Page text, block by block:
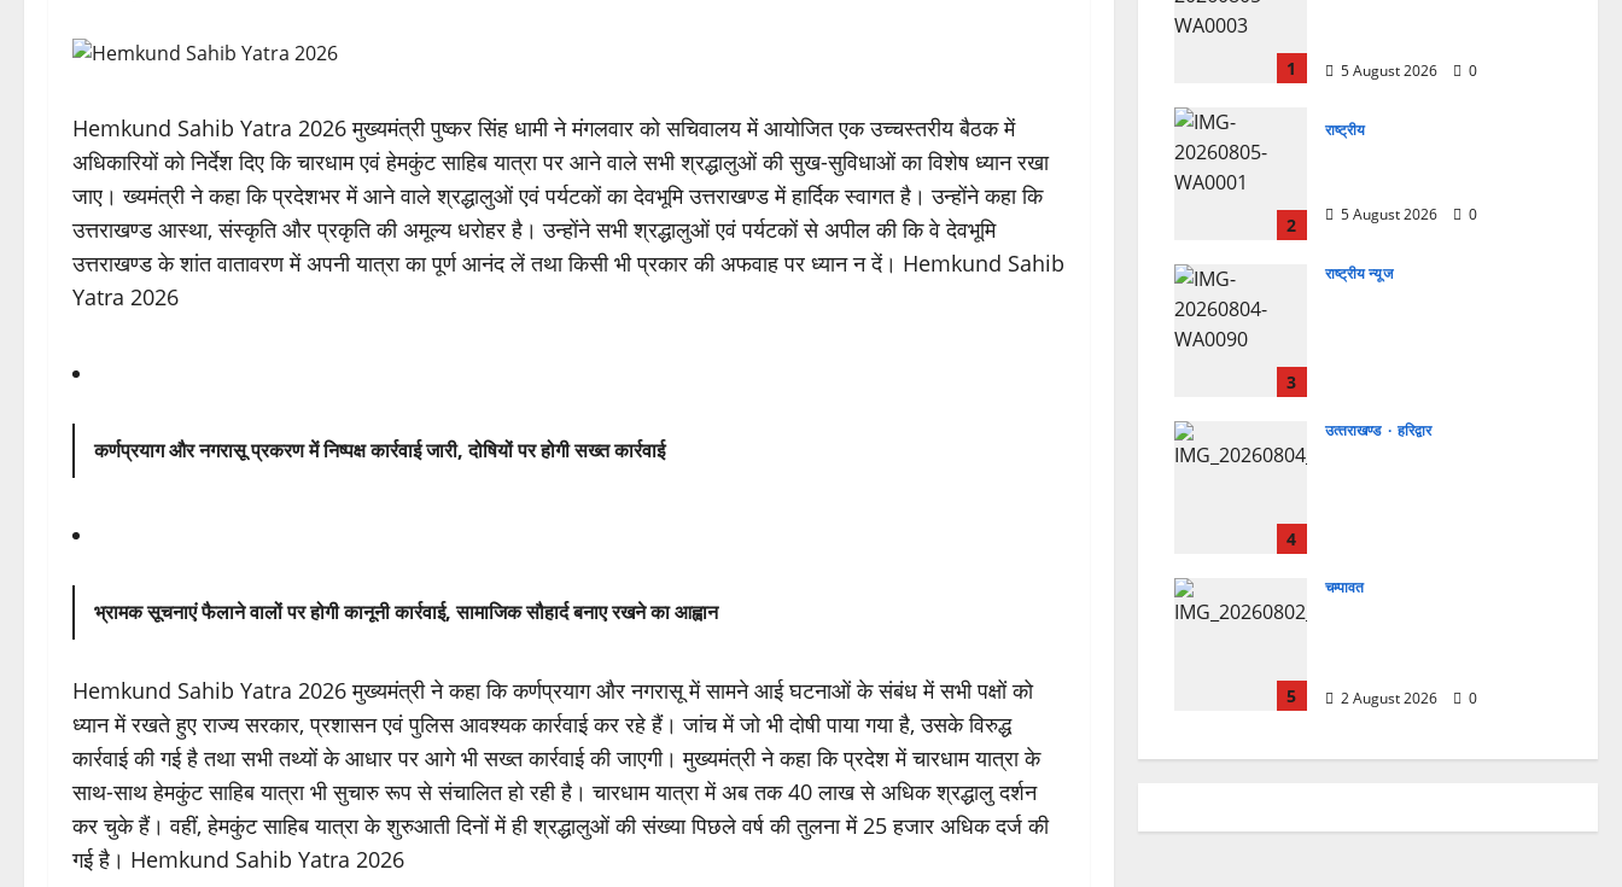
Hemkund Sahib Yatra 2026 मुख्यमंत्री पुष्कर सिंह धामी ने मंगलवार को सचिवालय में आयोजित एक उच्चस्तरीय बैठक में
अधिकारियों को निर्देश दिए कि चारधाम एवं हेमकुंट साहिब यात्रा पर आने वाले सभी श्रद्धालुओं की सुख-सुविधाओं का विशेष ध्यान रखा
जाए। ख्यमंत्री ने कहा कि प्रदेशभर में आने वाले श्रद्धालुओं एवं पर्यटकों का देवभूमि उत्तराखण्ड में हार्दिक स्वागत है। उन्होंने कहा कि
उत्तराखण्ड आस्था, संस्कृति और प्रकृति की अमूल्य धरोहर है। उन्होंने सभी श्रद्धालुओं एवं पर्यटकों से अपील की कि वे देवभूमि
उत्तराखण्ड के शांत वातावरण में अपनी यात्रा का पूर्ण आनंद लें तथा किसी भी प्रकार की अफवाह पर ध्यान न दें। Hemkund Sahib
Yatra 2026
कर्णप्रयाग और नगरासू प्रकरण में निष्पक्ष कार्रवाई जारी, दोषियों पर होगी सख्त कार्रवाई
भ्रामक सूचनाएं फैलाने वालों पर होगी कानूनी कार्रवाई, सामाजिक सौहार्द बनाए रखने का आह्वान
Hemkund Sahib Yatra 2026 मुख्यमंत्री ने कहा कि कर्णप्रयाग और नगरासू में सामने आई घटनाओं के संबंध में सभी पक्षों को
ध्यान में रखते हुए राज्य सरकार, प्रशासन एवं पुलिस आवश्यक कार्रवाई कर रहे हैं। जांच में जो भी दोषी पाया गया है, उसके विरुद्ध
कार्रवाई की गई है तथा सभी तथ्यों के आधार पर आगे भी सख्त कार्रवाई की जाएगी। मुख्यमंत्री ने कहा कि प्रदेश में चारधाम यात्रा के
साथ-साथ हेमकुंट साहिब यात्रा भी सुचारु रूप से संचालित हो रही है। चारधाम यात्रा में अब तक 40 लाख से अधिक श्रद्धालु दर्शन
कर चुके हैं। वहीं, हेमकुंट साहिब यात्रा के शुरुआती दिनों में ही श्रद्धालुओं की संख्या पिछले वर्ष की तुलना में 25 हजार अधिक दर्ज की
गई है। Hemkund Sahib Yatra 2026
1 5 August 2026 0
2
राष्ट्रीय
5 August 2026 0
3
राष्ट्रीय न्यूज
4
उत्‍तराखण्‍ड हरिद्वार
5
चम्पावत
2 August 2026 0